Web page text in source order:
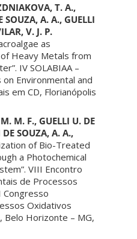
T. A.,
SOUZA, A. A., GUELLI
V. J. P.
as
Heavy Metals from
IV SOLABIAA –
Environmental and
em CD, Florianópolis
M. F., GUELLI U. DE
SOUZA, A. A.,
of Bio-Treated
a Photochemical
VIII Encontro
de Processos
Congresso
Oxidativos
Belo Horizonte – MG,